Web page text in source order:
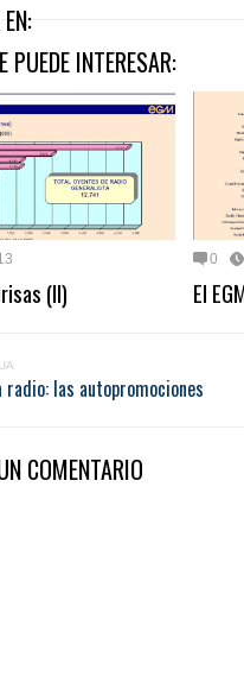
PUEDE INTERESAR:
(II)
0
El
radio: las autopromociones
COMENTARIO